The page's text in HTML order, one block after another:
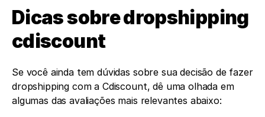
Dicas sobre dropshipping
cdiscount
Se você ainda tem dúvidas sobre sua decisão de fazer
dropshipping com a Cdiscount, dê uma olhada em
algumas das avaliações mais relevantes abaixo: